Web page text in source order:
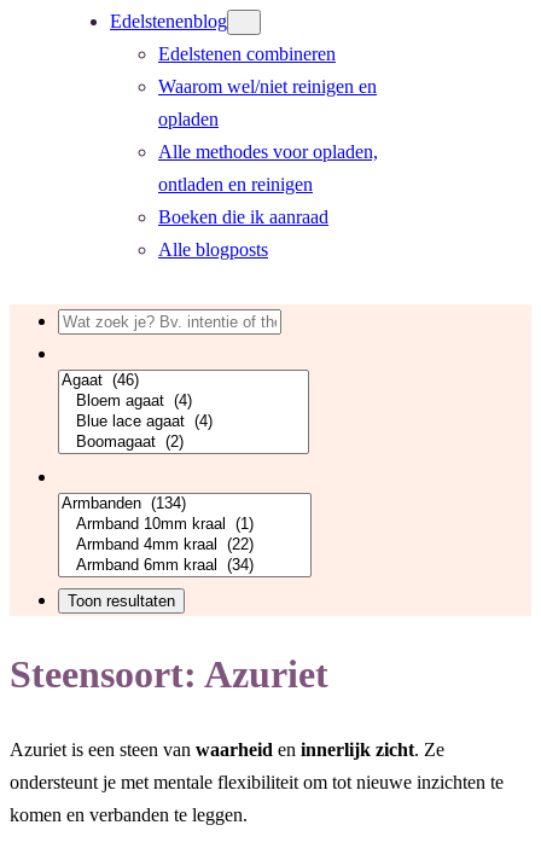
Edelstenenblog
Edelstenen combineren
Waarom wel/niet reinigen en
opladen
Alle methodes voor opladen,
ontladen en reinigen
Boeken die ik aanraad
Alle blogposts
Steensoort: Azuriet
Azuriet is een steen van waarheid en innerlijk zicht. Ze
ondersteunt je met mentale flexibiliteit om tot nieuwe inzichten te
komen en verbanden te leggen.